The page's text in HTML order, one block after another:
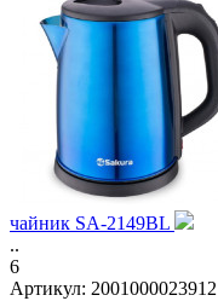
чайник SA-2149BL
..
6
Артикул: 2001000023912